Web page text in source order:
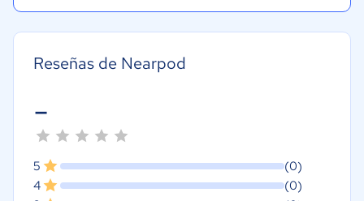
Reseñas de Nearpod
-
5
(0)
4
(0)